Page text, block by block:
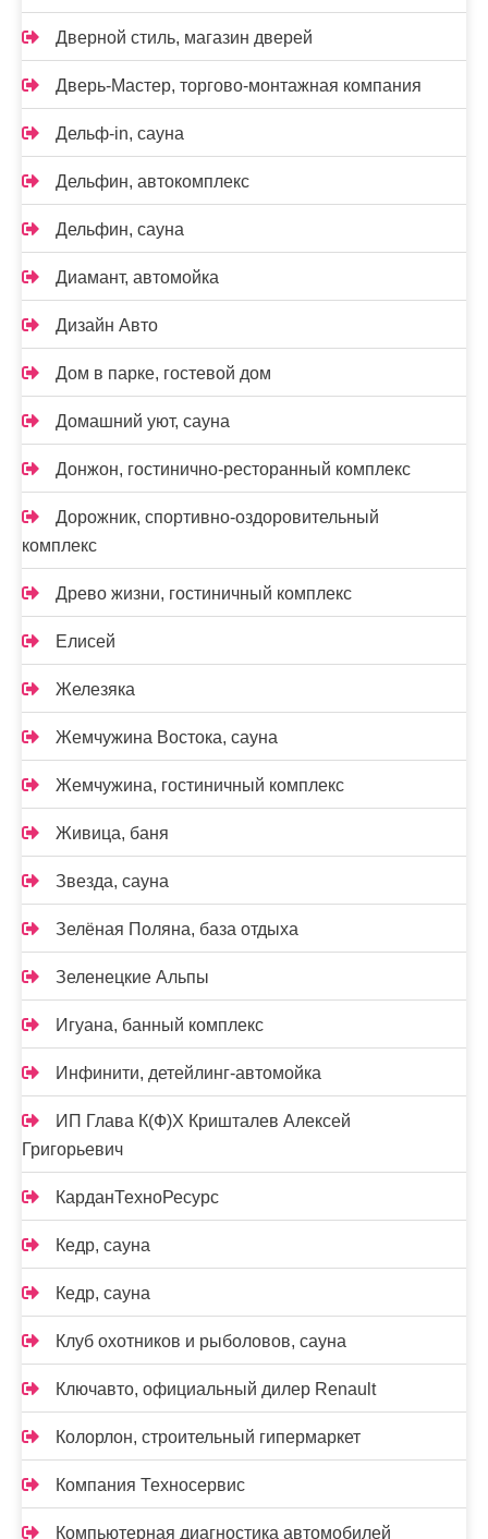
Дверной стиль, магазин дверей
Дверь-Мастер, торгово-монтажная компания
Дельф-in, сауна
Дельфин, автокомплекс
Дельфин, сауна
Диамант, автомойка
Дизайн Авто
Дом в парке, гостевой дом
Домашний уют, сауна
Донжон, гостинично-ресторанный комплекс
Дорожник, спортивно-оздоровительный
комплекс
Древо жизни, гостиничный комплекс
Елисей
Железяка
Жемчужина Востока, сауна
Жемчужина, гостиничный комплекс
Живица, баня
Звезда, сауна
Зелёная Поляна, база отдыха
Зеленецкие Альпы
Игуана, банный комплекс
Инфинити, детейлинг-автомойка
ИП Глава К(Ф)Х Кришталев Алексей
Григорьевич
КарданТехноРесурс
Кедр, сауна
Кедр, сауна
Клуб охотников и рыболовов, сауна
Ключавто, официальный дилер Renault
Колорлон, строительный гипермаркет
Компания Техносервис
Компьютерная диагностика автомобилей